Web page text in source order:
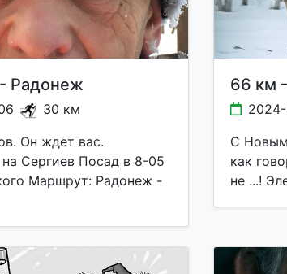
Радонеж
30 км
Он ждет вас.
Сергиев Посад в 8-05
Маршрут: Радонеж -
66 км
С
как
не ...!